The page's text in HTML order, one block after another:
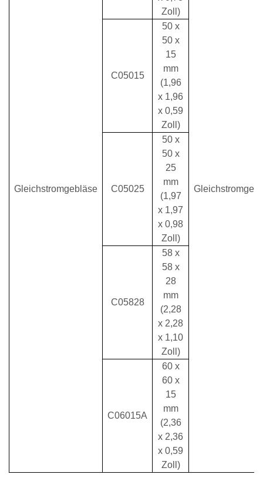
Gleichstromgebläse
Zoll)
C05015
50 x
50 x
15
mm
(1,96
x 1,96
x 0,59
Zoll)
C05025
50 x
50 x
25
mm
(1,97
x 1,97
x 0,98
Zoll)
C05828
58 x
58 x
28
mm
(2,28
x 2,28
x 1,10
Zoll)
C06015A
60 x
60 x
15
mm
(2,36
x 2,36
x 0,59
Zoll)